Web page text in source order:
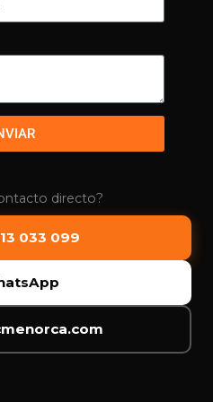
directo?
033 099